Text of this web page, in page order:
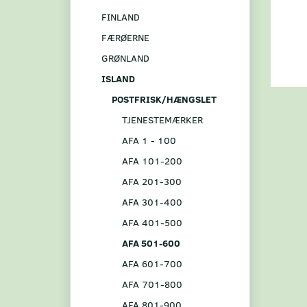
FINLAND
FÆRØERNE
GRØNLAND
ISLAND
POSTFRISK/HÆNGSLET
TJENESTEMÆRKER
AFA 1 - 100
AFA 101-200
AFA 201-300
AFA 301-400
AFA 401-500
AFA 501-600
AFA 601-700
AFA 701-800